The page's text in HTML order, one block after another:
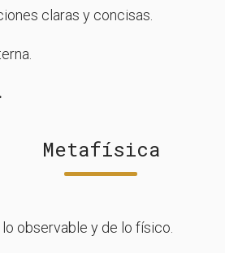
claras y concisas.
Metafísica
observable y de lo físico.